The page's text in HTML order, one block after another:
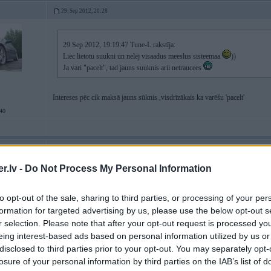
- Do Not Process My Personal Information
opt-out of the sale, sharing to third parties, or processing of your
for targeted advertising by us, please use the below opt-out
selection. Please note that after your opt-out request is processed
interest-based ads based on personal information utilized by us
to third parties prior to your opt-out. You may separately
of your personal information by third parties on the IAB’s list of
29. Sep 2012, 20:28
29 Sep 2012, 19:19:47 Tune-L rakstīja:
Liec lietotu suukni un nelej visaadus meeslus sisteemaa
))
Ja vari "pacelt", tad jauns suuknis arii netraucees
Intereses pēc cik maksā jauns sūknis ,visdrīzākais ka varēšu 'pacelt'
lūpām....
Parbaudi ieprieksh riktiigi,ka tas ir suuknis,man bija radiators caurs,jeb